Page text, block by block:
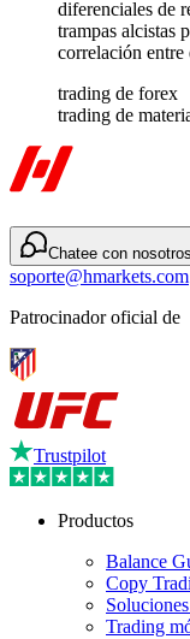
diferenciales de
trampas alcistas
correlación
trading de forex
trading de
Chatee con nosotros
soporte@hmarkets.com
Patrocinador oficial de
Trustpilot
Productos
Balance
Copy
Trading